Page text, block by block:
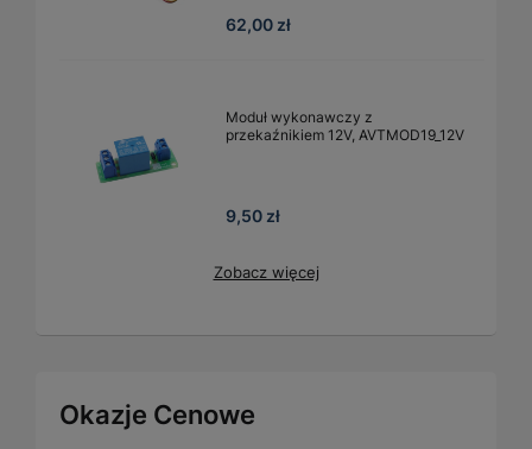
62,00 zł
Moduł wykonawczy z
przekaźnikiem 12V, AVTMOD19_12V
9,50 zł
Zobacz więcej
Okazje Cenowe